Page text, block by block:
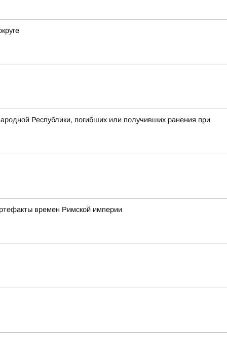
Республики, погибших или получивших ранения при
времен Римской империи